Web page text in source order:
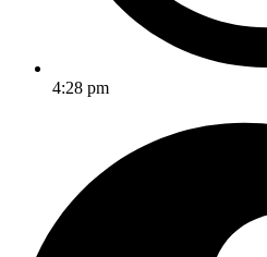
4:28 pm